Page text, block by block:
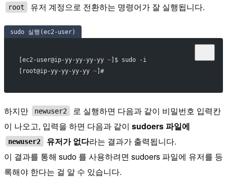
root 유저 계정으로 전환하는 명령어가 잘 실행됩니다.
sudo 실행(ec2-user)
[ec2-user@ip-yy-yy-yy-yy ~]$ sudo -i
[root@ip-yy-yy-yy-yy ~]#
하지만 newuser2
로 실행하면 다음과 같이 비밀번호 입력칸
이 나오고, 입력을 하면 다음과 같이 sudoers 파일에
newuser2 유저가 없다라는 결과가 출력됩니다.
이 결과를 통해 sudo 를 사용하려면 sudoers 파일에 유저를 등
록해야 한다는 걸 알 수 있습니다.